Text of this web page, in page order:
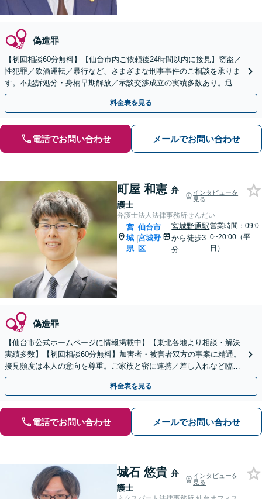
偽造罪
【初回相談60分無料】【仙台市内ご依頼後24時間以内に接見】窃盗／
性犯罪／飲酒運転／暴行など、さまざまな刑事事件のご相談を承りま
す。不起訴処分・身柄早期解放／示談交渉成立の実績多数あり。迅速
かつ的確に弁護活動を開始します【休日・夜間対応可】
料金表を見る
電話でお問い合わせ メールでお問い合わせ
町屋 和憲 弁
護士
インタビューを
見る
弁護士法人法律事務所せんだい
宮
城
県
|
仙台市
宮城野
区
宮城野通駅
から徒歩3
分
営業時間：09:0
0~20:00（平
日）
偽造罪
【仙台市公式ホームページに情報掲載中】【東北各地より相談・解決
実績多数】【初回相談60分無料】加害者・被害者双方の事案に精通。
接見頻度は本人の意向を尊重。ご家族と密に連携／差し入れなど臨機
応変に対応。
料金表を見る
電話でお問い合わせ メールでお問い合わせ
城石 悠貴 弁
護士
インタビューを
見る